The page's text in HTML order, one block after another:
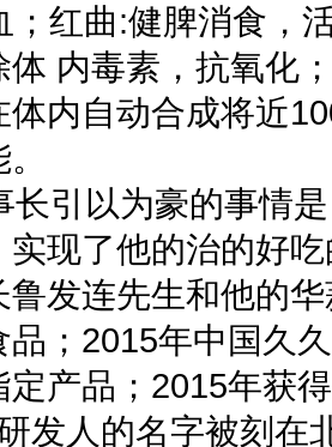
；红曲:健脾消食，
体 内毒素，抗氧化
体内自动合成将近
引以为豪的事情
实现了他的治的好
发连先生和他的
；2015年中国久
定产品；2015年获
发人的名字被刻在